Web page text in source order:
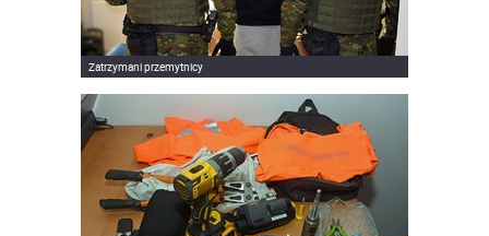
Zatrzymani przemytnicy